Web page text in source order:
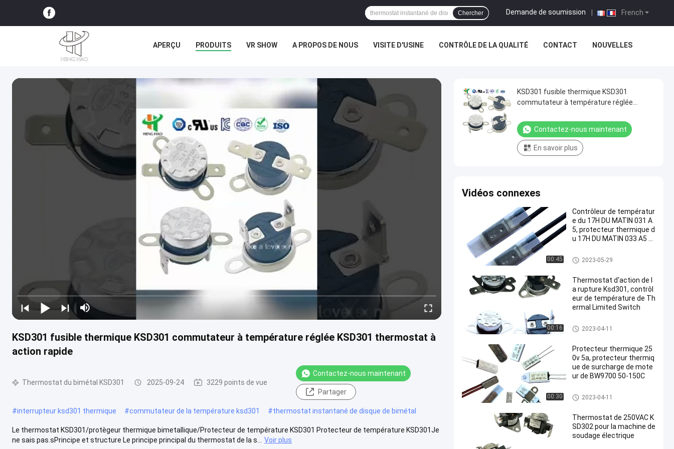
French
Demande de soumission
Chercher
APERÇU PRODUITS VR SHOW A PROPOS DE NOUS VISITE D'USINE CONTRÔLE DE LA QUALITÉ CONTACT NOUVELLES
KSD301 fusible thermique KSD301 commutateur à température réglée KSD301 thermostat à
action rapide
Thermostat du bimétal KSD301 2025-09-24 3229 points de vue
Contactez-nous maintenant
Partager
#interrupteur ksd301 thermique #commutateur de la température ksd301 #thermostat instantané de disque de bimétal
Le thermostat KSD301/protègeur thermique bimetallique/Protecteur de température KSD301 Protecteur de température KSD301Je
ne sais pas.sPrincipe et structure Le principe principal du thermostat de la s...
Voir plus
KSD301 fusible thermique KSD301
commutateur à température réglée
Contactez-nous maintenant
En savoir plus
Vidéos connexes
00:45
Contrôleur de températur
e du 17H DU MATIN 031 A
5, protecteur thermique d
u 17H DU MATIN 033 A5 d
protecteur de courant ascenda
nt de 17h du matin
2023-05-29
00:16
Thermostat d'action de l
a rupture Ksd301, contrôl
eur de température de Th
ermal Limited Switch
Thermostat du bimétal KSD30
1
2023-04-11
00:30
Protecteur thermique 25
0v 5a, protecteur thermiq
ue de surcharge de mote
ur de BW9700 50-150C
Thermostat du bimétal KSD30
1
2023-04-11
Thermostat de 250VAC K
SD302 pour la machine de
soudage électrique